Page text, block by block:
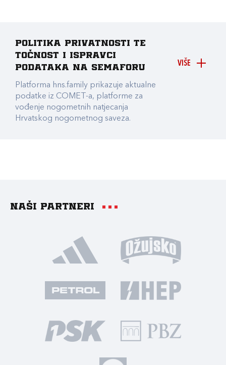
VIŠE
Politika privatnosti te
točnost i ispravci
podataka na Semaforu
Platforma hns.family prikazuje aktualne
podatke iz COMET-a, platforme za
vođenje nogometnih natjecanja
Hrvatskog nogometnog saveza.
Naši partneri